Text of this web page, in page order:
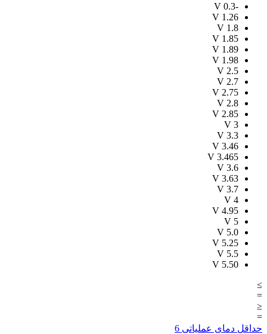
-0.3
V
1.26
V
1.8
V
1.85
V
1.89
V
1.98
V
2.5
V
2.7
V
2.75
V
2.8
V
2.85
V
3
V
3.3
V
3.46
V
3.465
V
3.6
V
3.63
V
3.7
V
4
V
4.95
V
5
V
5.0
V
5.25
V
5.5
V
5.50
V
≥
=
≤
=
حداقل دمای عملیاتی 6